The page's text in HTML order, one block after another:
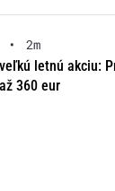
•
2m
letnú akciu:
360 eur